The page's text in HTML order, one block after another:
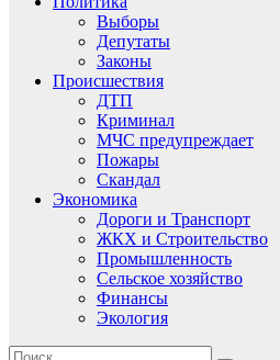
Выборы
Депутаты
Законы
Происшествия
ДТП
Криминал
МЧС предупреждает
Пожары
Скандал
Экономика
Дороги и Транспорт
ЖКХ и Строительство
Промышленность
Сельское хозяйство
Финансы
Экология